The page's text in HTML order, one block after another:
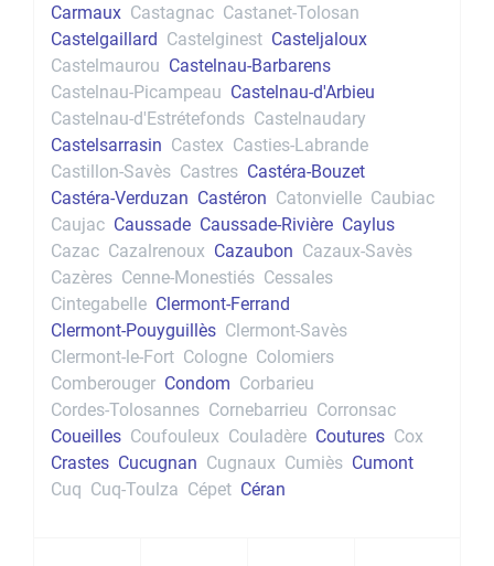
Carmaux Castagnac Castanet-Tolosan
Castelgaillard Castelginest Casteljaloux
Castelmaurou Castelnau-Barbarens
Castelnau-Picampeau Castelnau-d'Arbieu
Castelnau-d'Estrétefonds Castelnaudary
Castelsarrasin Castex Casties-Labrande
Castillon-Savès Castres Castéra-Bouzet
Castéra-Verduzan Castéron Catonvielle Caubiac
Caujac Caussade Caussade-Rivière Caylus
Cazac Cazalrenoux Cazaubon Cazaux-Savès
Cazères Cenne-Monestiés Cessales
Cintegabelle Clermont-Ferrand
Clermont-Pouyguillès Clermont-Savès
Clermont-le-Fort Cologne Colomiers
Comberouger Condom Corbarieu
Cordes-Tolosannes Cornebarrieu Corronsac
Coueilles Coufouleux Couladère Coutures Cox
Crastes Cucugnan Cugnaux Cumiès Cumont
Cuq Cuq-Toulza Cépet Céran